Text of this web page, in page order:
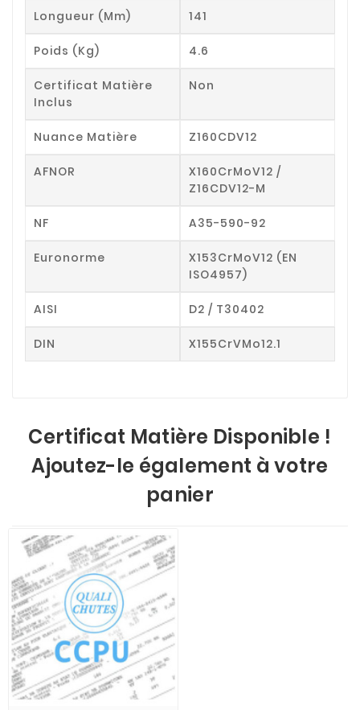
Longueur (mm) 141
Poids (kg) 4.6
Certificat Matière
Inclus
Non
Nuance Matière Z160CDV12
AFNOR
X160CrMoV12 /
Z16CDV12-M
NF A35-590-92
Euronorme
X153CrMoV12 (EN
ISO4957)
AISI D2 / T30402
DIN X155CrVMo12.1
Certificat Matière Disponible !
Ajoutez-le également à votre
panier